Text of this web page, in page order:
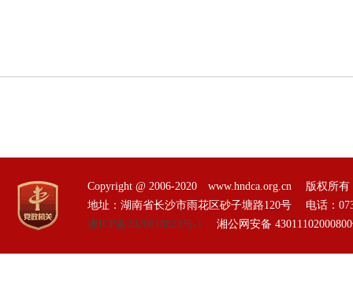
Copyright @ 2006-2020 www.hndca.org.cn 版权所
地址：湖南省长沙市雨花区砂子塘路120号 电话：
湘ICP备2020018823号-1 湘公网安备